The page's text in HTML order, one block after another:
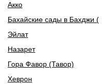
Акко
Бахайские сады в Бахджи (
Эйлат
Назарет
Гора Фавор (Тавор)
Хеврон